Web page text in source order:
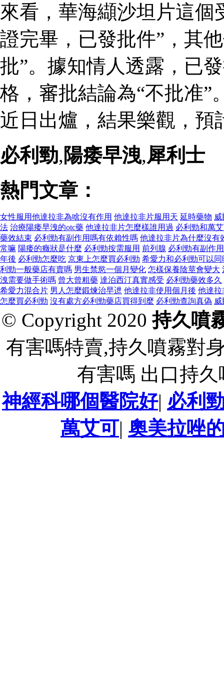
來看，華海纈沙坦片這個
證完畢，已發批件”，其
批”。據知情人透露，已
格，審批結論為“不批准”
近日出爐，結果樂觀，預
必利勁, 陽痿早洩,犀利士
熱門文章：
女性服用他達拉非為啥沒有作用 他達拉非片服用天 延時藥物
法 治療陽痿早洩的otc藥 他達拉非片怎麼樣誰用過 必利勁和萬
藥效結束 必利勁有副作用嗎有依賴性嗎 他達拉非片為什麼沒有
常嘛 陽痿的癥狀是什麼 必利勁按需服用 前列腺 必利勁有副作
年後 必利勁怎麼吃 京東上怎麼買必利勁 希愛力和必利勁可以同
利勁一般藥店有賣嗎 男生禁慾一個月變化 怎樣保養陰莖會變大
洩需要做手術嗎 曾大曾粗藥 達泊西汀真實感受 必利勁藥效多久
希愛力混合片 男人怎麼鍛煉治早迣 他達拉非使用個月後 他達拉
怎麼買必利勁 沒有處方必利勁藥店買得到麼 必利勁查詢真偽
© Copyright 2020持久噴
有害嗎特賣,持久噴霧對
有害嗎 出口持
神經科哪個醫院好| 必利
萬艾可| 奧美拉唑